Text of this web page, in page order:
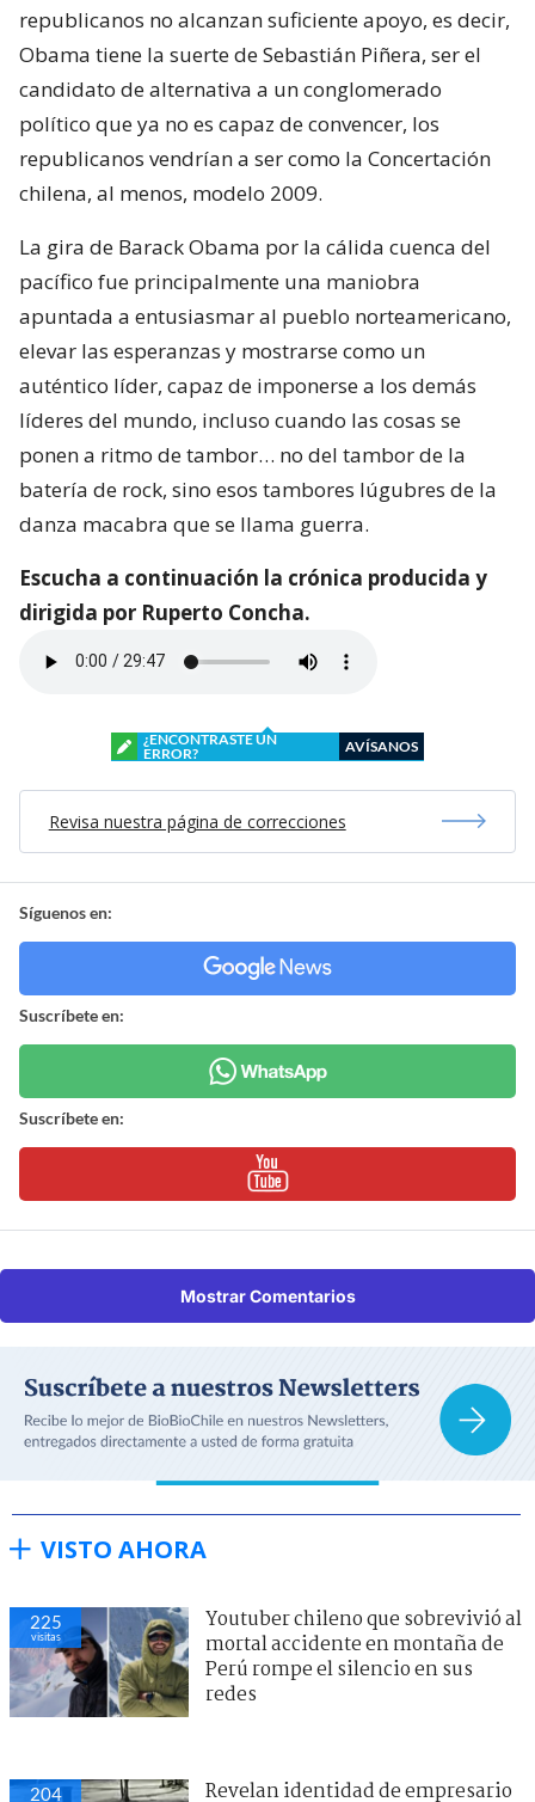
republicanos no alcanzan suficiente apoyo, es decir,
Obama tiene la suerte de Sebastián Piñera, ser el
candidato de alternativa a un conglomerado
político que ya no es capaz de convencer, los
republicanos vendrían a ser como la Concertación
chilena, al menos, modelo 2009.
La gira de Barack Obama por la cálida cuenca del
pacífico fue principalmente una maniobra
apuntada a entusiasmar al pueblo norteamericano,
elevar las esperanzas y mostrarse como un
auténtico líder, capaz de imponerse a los demás
líderes del mundo, incluso cuando las cosas se
ponen a ritmo de tambor… no del tambor de la
batería de rock, sino esos tambores lúgubres de la
danza macabra que se llama guerra.
Escucha a continuación la crónica producida y
dirigida por Ruperto Concha.
¿ENCONTRASTE UN
ERROR?
AVÍSANOS
Revisa nuestra página de correcciones
Síguenos en:
Suscríbete en:
Suscríbete en:
Mostrar Comentarios
VISTO AHORA
225
visitas
Youtuber chileno que sobrevivió al
mortal accidente en montaña de
Perú rompe el silencio en sus
redes
204
Revelan identidad de empresario